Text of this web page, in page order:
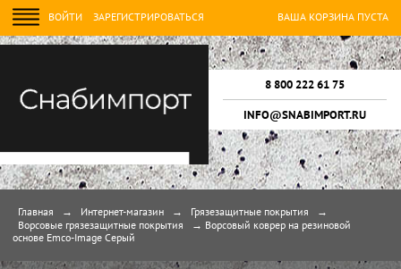
ВОЙТИ ЗАРЕГИСТРИРОВАТЬСЯ ВАША КОРЗИНА ПУСТА
8 800 222 61 75
INFO@SNABIMPORT.RU
Главная → Интернет-магазин → Грязезащитные покрытия
→
Ворсовые грязезащитные покрытия
→
Ворсовый коврер на резиновой
основе Emco-Image Серый